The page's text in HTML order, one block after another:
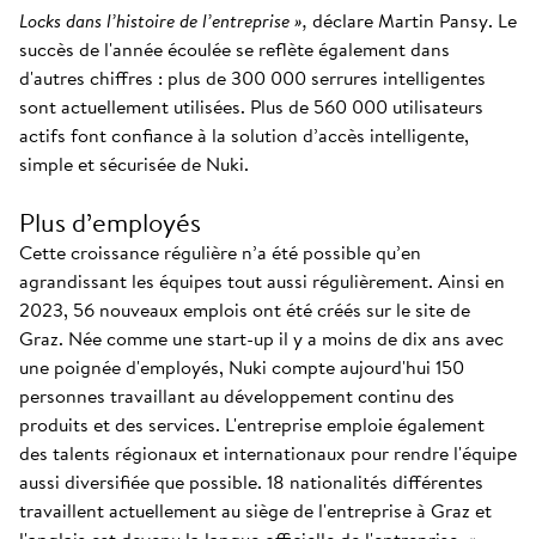
Locks dans l’histoire de l’entreprise », déclare Martin Pansy. Le
succès de l'année écoulée se reflète également dans
d'autres chiffres : plus de 300 000 serrures intelligentes
sont actuellement utilisées. Plus de 560 000 utilisateurs
actifs font confiance à la solution d’accès intelligente,
simple et sécurisée de Nuki.
Plus d’employés
Cette croissance régulière n’a été possible qu’en
agrandissant les équipes tout aussi régulièrement. Ainsi en
2023, 56 nouveaux emplois ont été créés sur le site de
Graz. Née comme une start-up il y a moins de dix ans avec
une poignée d'employés, Nuki compte aujourd'hui 150
personnes travaillant au développement continu des
produits et des services. L'entreprise emploie également
des talents régionaux et internationaux pour rendre l'équipe
aussi diversifiée que possible. 18 nationalités différentes
travaillent actuellement au siège de l'entreprise à Graz et